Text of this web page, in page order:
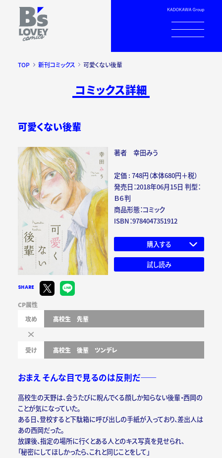
TOP 新刊コミックス 可愛くない後輩
コミックス詳細
可愛くない後輩
著者 幸田みう
定価 : 748円（本体680円＋税）
発売日：2018年06月15日 判型：
Ｂ６判
商品形態：コミック
ISBN：9784047351912
購入する
試し読み
SHARE
CP属性
攻め
高校生 先輩
受け 高校生 後輩 ツンデレ
おまえ そんな目で見るのは反則だ――
高校生の天野は、会うたびに睨んでくる顔しか知らない後輩・西岡の
ことが気になっていた。
ある日、登校すると下駄箱に呼び出しの手紙が入っており、差出人は
あの西岡だった。
放課後、指定の場所に行くとある人とのキス写真を見せられ、
「秘密にしてほしかったら、これと同じことをして」